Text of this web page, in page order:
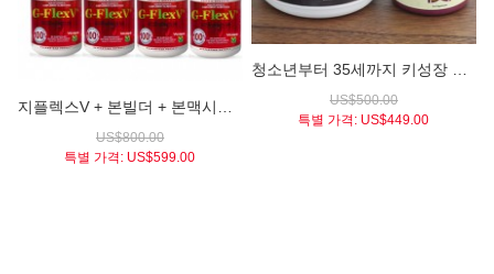
US$800.00
특별 가격: US$599.00
US$500.00
특별 가격: US$449.00